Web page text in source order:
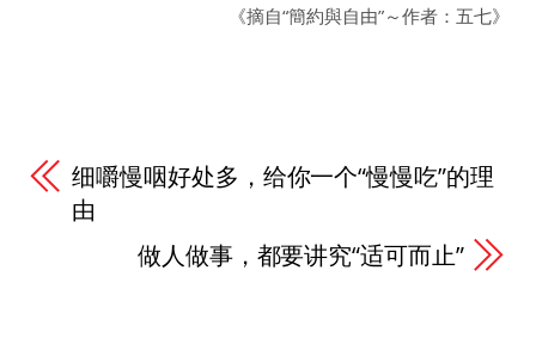
《摘自“簡約與自由”～作者：五七》
细嚼慢咽好处多，给你一个“慢慢吃”的理
由
做人做事，都要讲究“适可而止”